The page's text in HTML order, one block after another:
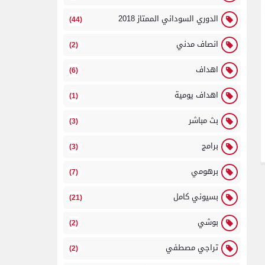
الدوري السوداني الممتاز 2018 (44)
انصاف مدني (2)
اهداف (6)
اهداف يومية (1)
بث مباشر (3)
برامج (3)
برهومي (7)
بسيوني كامل (21)
بوشي (2)
تراجي مصطفي (2)